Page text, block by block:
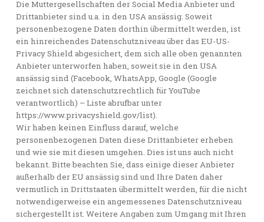
Die Muttergesellschaften der Social Media Anbieter und
Drittanbieter sind u.a. in den USA ansässig. Soweit
personenbezogene Daten dorthin übermittelt werden, ist
ein hinreichendes Datenschutzniveau über das EU-US-
Privacy Shield abgesichert, dem sich alle oben genannten
Anbieter unterworfen haben, soweit sie in den USA
ansässig sind (Facebook, WhatsApp, Google (Google
zeichnet sich datenschutzrechtlich für YouTube
verantwortlich) – Liste abrufbar unter
https://www.privacyshield.gov/list).
Wir haben keinen Einfluss darauf, welche
personenbezogenen Daten diese Drittanbieter erheben
und wie sie mit diesen umgehen. Dies ist uns auch nicht
bekannt. Bitte beachten Sie, dass einige dieser Anbieter
außerhalb der EU ansässig sind und Ihre Daten daher
vermutlich in Drittstaaten übermittelt werden, für die nicht
notwendigerweise ein angemessenes Datenschutzniveau
sichergestellt ist. Weitere Angaben zum Umgang mit Ihren